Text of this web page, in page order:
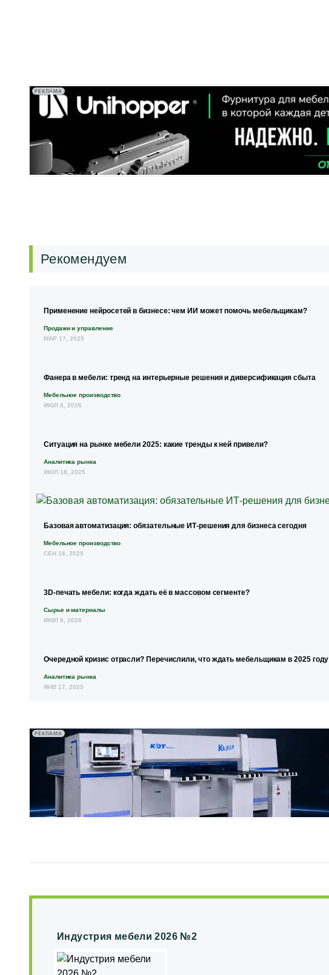
РЕКЛАМА
Рекомендуем
Применение нейросетей в бизнесе: чем ИИ может помочь мебельщикам?
Продажи и управление
МАР 17, 2025
Фанера в мебели: тренд на интерьерные решения и диверсификация сбыта
Мебельное производство
ИЮЛ 8, 2026
Ситуация на рынке мебели 2025: какие тренды к ней привели?
Аналитика рынка
ИЮЛ 18, 2025
Базовая автоматизация: обязательные ИТ-решения для бизнеса сегодня
Мебельное производство
СЕН 16, 2025
3D-печать мебели: когда ждать её в массовом сегменте?
Сырье и материалы
ИЮЛ 8, 2026
Очередной кризис отрасли? Перечислили, что ждать мебельщикам в 2025 году
Аналитика рынка
ЯНВ 17, 2025
РЕКЛАМА
Индустрия мебели 2026 №2